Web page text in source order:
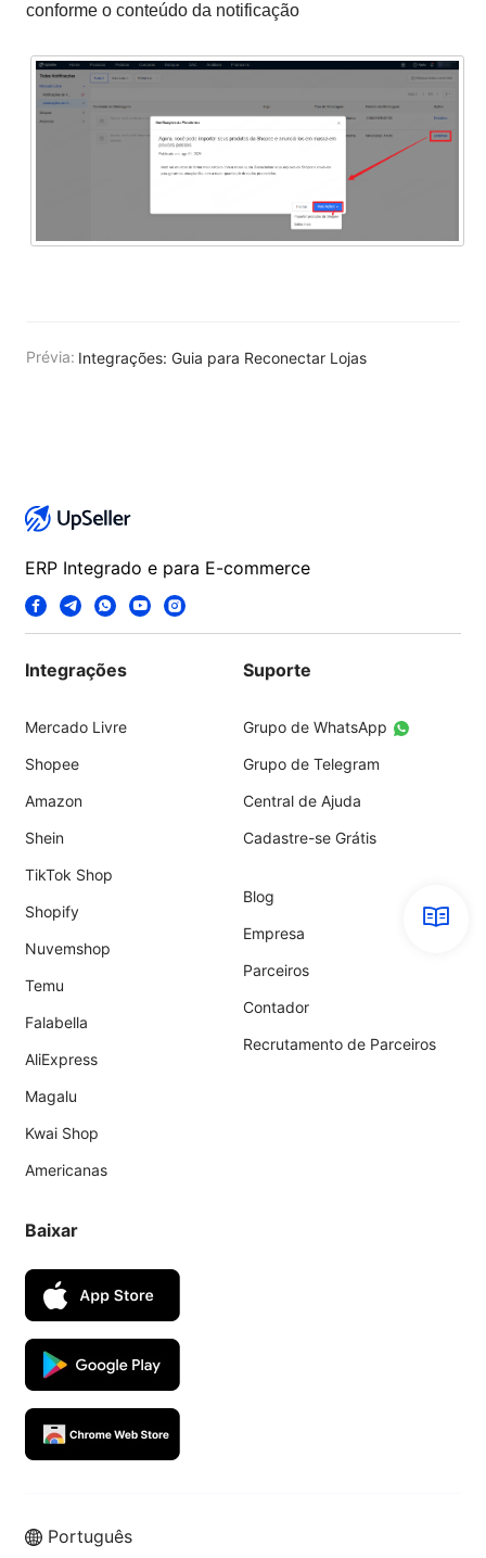
conforme o conteúdo da notificação
Prévia: Integrações: Guia para Reconectar Lojas
ERP Integrado e para E-commerce
Integrações
Mercado Livre
Shopee
Amazon
Shein
TikTok Shop
Shopify
Nuvemshop
Temu
Falabella
AliExpress
Magalu
Kwai Shop
Americanas
Suporte
Grupo de WhatsApp
Grupo de Telegram
Central de Ajuda
Cadastre-se Grátis
Blog
Empresa
Parceiros
Contador
Recrutamento de Parceiros
Baixar
Português